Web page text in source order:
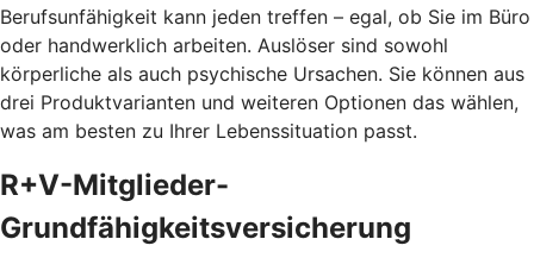
Berufsunfähigkeit kann jeden treffen – egal, ob Sie im Büro
oder handwerklich arbeiten. Auslöser sind sowohl
körperliche als auch psychische Ursachen. Sie können aus
drei Produktvarianten und weiteren Optionen das wählen,
was am besten zu Ihrer Lebenssituation passt.
R+V-Mitglieder-
Grundfähigkeitsversicherung